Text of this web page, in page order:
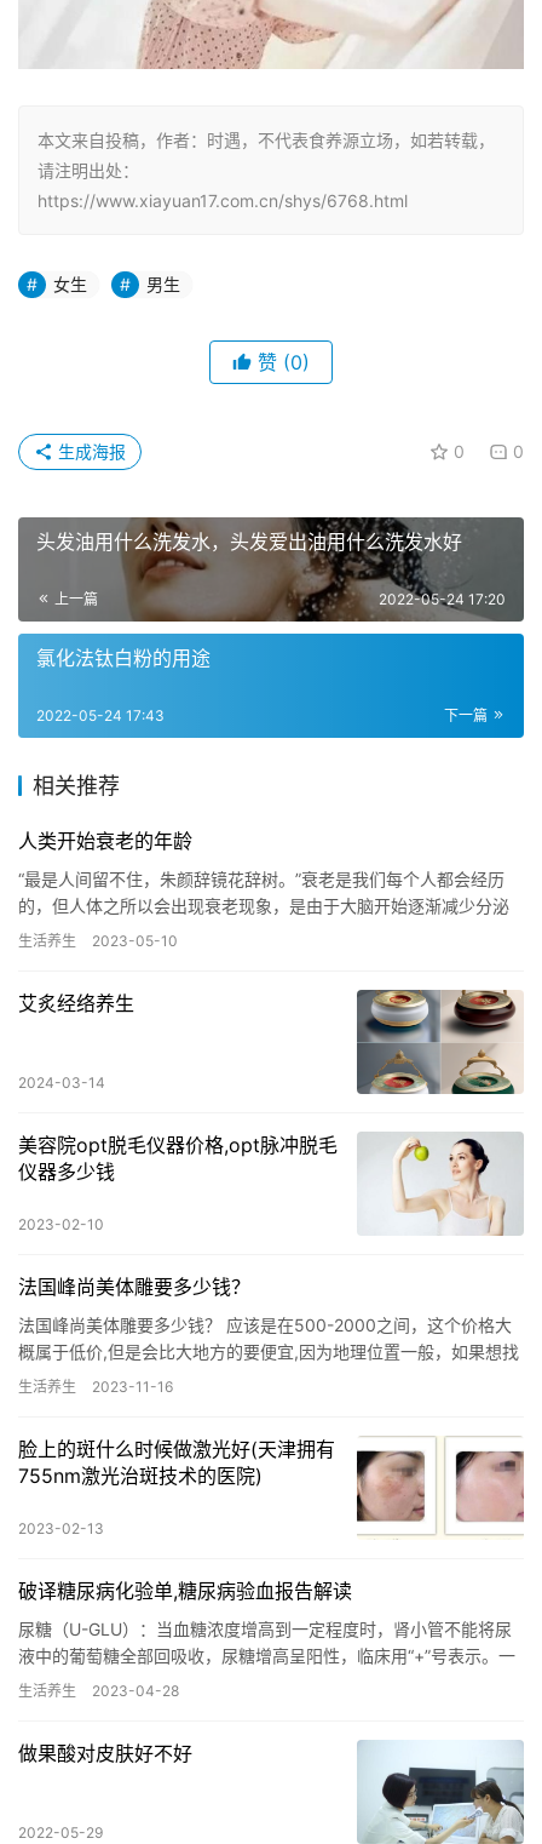
本文来自投稿，作者：时遇，不代表食养源立场，如若转载，
请注明出处：
https://www.xiayuan17.com.cn/shys/6768.html
女生 男生
赞 (0)
0 0
生成海报
头发油用什么洗发水，头发爱出油用什么洗发水好
上一篇 2022-05-24 17:20
氯化法钛白粉的用途
下一篇
2022-05-24 17:43
相关推荐
人类开始衰老的年龄
“最是人间留不住，朱颜辞镜花辞树。”衰老是我们每个人都会经历
的，但人体之所以会出现衰老现象，是由于大脑开始逐渐减少分泌
一种抗衰老的物质——髓鞘，髓鞘作用于人体，可以起到抗衰老、
生活养生 2023-05-10
艾炙经络养生
2024-03-14
美容院opt脱毛仪器价格,opt脉冲脱毛
仪器多少钱
2023-02-10
法国峰尚美体雕要多少钱？
法国峰尚美体雕要多少钱？ 应该是在500-2000之间，这个价格大
概属于低价,但是会比大地方的要便宜,因为地理位置一般，如果想找
个好点的，就需要加钱另选，自己考虑好性价比和需求。 …
生活养生 2023-11-16
脸上的斑什么时候做激光好(天津拥有
755nm激光治斑技术的医院)
2023-02-13
破译糖尿病化验单,糖尿病验血报告解读
尿糖（U-GLU）：当血糖浓度增高到一定程度时，肾小管不能将尿
液中的葡萄糖全部回吸收，尿糖增高呈阳性，临床用“+”号表示。一
般情况下，尿糖可以反映出血糖的情况，但尿糖还受其他许多因…
生活养生 2023-04-28
做果酸对皮肤好不好
2022-05-29